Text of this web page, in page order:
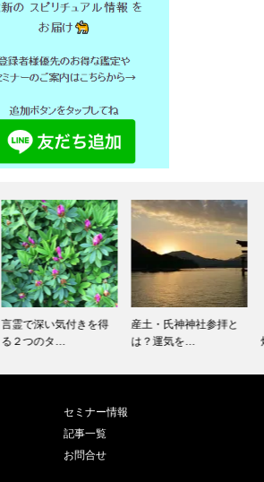
産土・氏神神社参拝と
は？運気を…
「私の好きな食べ物は
焼肉です！…
セミナー情報
記事一覧
お問合せ